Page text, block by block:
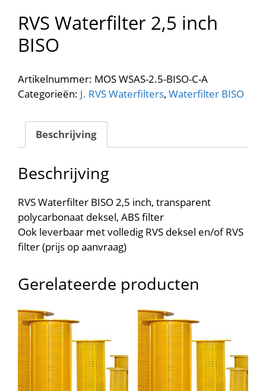
RVS Waterfilter 2,5 inch
BISO
Artikelnummer: MOS WSAS-2.5-BISO-C-A
Categorieën: J. RVS Waterfilters, Waterfilter BISO
Beschrijving
Beschrijving
RVS Waterfilter BISO 2,5 inch, transparent
polycarbonaat deksel, ABS filter
Ook leverbaar met volledig RVS deksel en/of RVS
filter (prijs op aanvraag)
Gerelateerde producten